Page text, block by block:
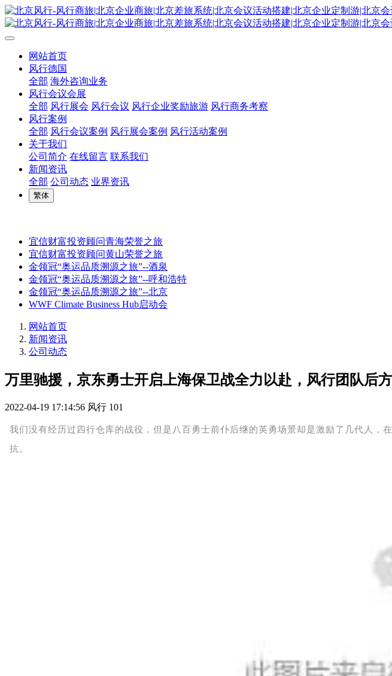
网站首页
风行德国
全部 海外咨询业务
风行会议会展
全部 风行展会 风行会议 风行企业奖励旅游 风行商务考察
风行案例
全部 风行会议案例 风行展会案例 风行活动案例
关于我们
公司简介 在线留言 联系我们
新闻资讯
全部 公司动态 业界资讯
繁体
宜信财富投资顾问青海荣誉之旅
宜信财富投资顾问黄山荣誉之旅
金领冠“奥运品质溯源之旅”--酒泉
金领冠“奥运品质溯源之旅”--呼和浩特
金领冠“奥运品质溯源之旅”--北京
WWF Climate Business Hub启动会
网站首页
新闻资讯
公司动态
万里驰援，京东勇士开启上海保卫战全力以赴，风行团队后
2022-04-19 17:14:56 风行 101
我们没有经历过四行仓库的战役，但是八百勇士前仆后继的英勇场景却是激励了几代人
抗。